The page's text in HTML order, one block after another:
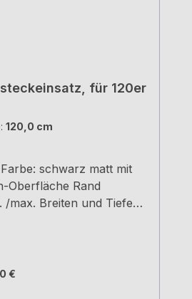
für 120er
120,0 cm
schwarz matt mit
Oberfläche Rand
/max. Breiten und Tiefen
€